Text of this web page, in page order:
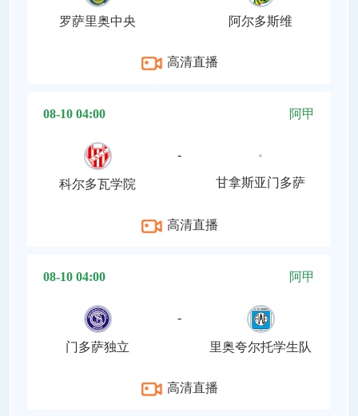
罗萨里奥中央 阿尔多斯维
高清直播
08-10 04:00 阿甲
科尔多瓦学院
-
甘拿斯亚门多萨
高清直播
08-10 04:00 阿甲
门多萨独立
-
里奥夸尔托学生队
高清直播